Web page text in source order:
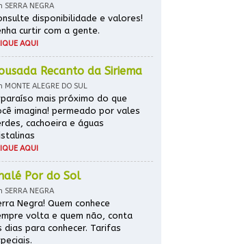
SERRA NEGRA
disponibilidade e valores!
curtir com a gente.
AQUI
Recanto da Siriema
MONTE ALEGRE DO SUL
mais próximo do que
imagina! permeado por vales
cachoeira e águas
AQUI
Por do Sol
SERRA NEGRA
Negra! Quem conhece
volta e quem não, conta
dias para conhecer. Tarifas